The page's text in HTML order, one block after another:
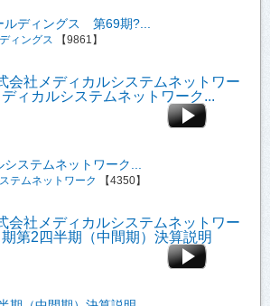
ルディングス 第69期?...
ィングス 【9861】
ステムネットワーク...
テムネットワーク 【4350】